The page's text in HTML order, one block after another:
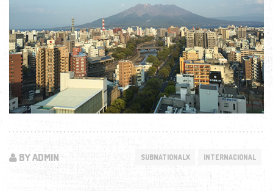
BY ADMIN SUBNATIONALX INTERNACIONAL